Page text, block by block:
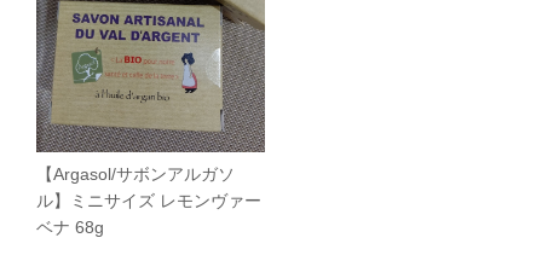
【Argasol/サボンアルガソ
ル】ミニサイズ レモンヴァー
ベナ 68g